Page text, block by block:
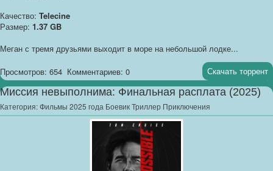
Качество: Telecine
Размер: 1.37 GB
Меган с тремя друзьями выходит в море на небольшой лодке...
Просмотров: 654 Комментариев: 0 Скачать торрент
Миссия невыполнима: Финальная расплата (2025)
Категория:Фильмы 2025 года Боевик Триллер Приключения